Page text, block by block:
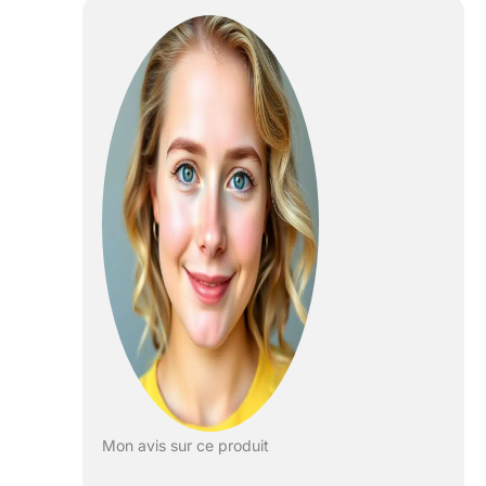
équipée d'un
puissant
processeur
pentagonal
cadencé jusqu'à
1,8 GHz,
garantissant des
performances
multitâches
optimales. Que
vous travailliez,
regardiez des
vidéos ou jouiez
à des jeux, cette
tablette
pentagonale offre
rapide et
Mon avis sur ce produit